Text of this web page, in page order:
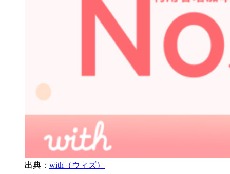
出典： with（ウィズ）